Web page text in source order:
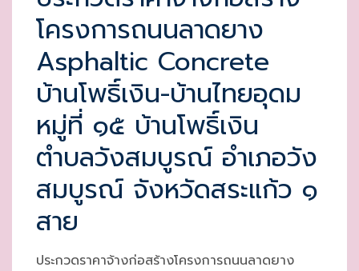
O
N
โครงการถนนลาดยาง
Asphaltic Concrete
บ้านโพธิ์เงิน-บ้านไทยอุดม
หมู่ที่ ๑๕ บ้านโพธิ์เงิน
ตำบลวังสมบูรณ์ อำเภอวัง
สมบูรณ์ จังหวัดสระแก้ว ๑
สาย
ประกวดราคาจ้างก่อสร้างโครงการถนนลาดยาง